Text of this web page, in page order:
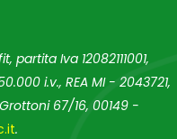
partita Iva 12082111001,
i.v., REA MI - 2043721,
67/16, 00149 -
.